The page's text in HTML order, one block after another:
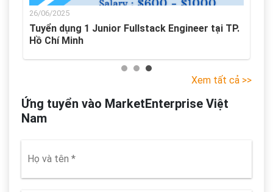
26/06/2025
Tuyển dụng 1 Junior Fullstack Engineer tại TP.
Hồ Chí Minh
Xem tất cả >>
Ứng tuyển vào MarketEnterprise Việt
Nam